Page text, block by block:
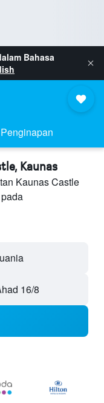
Bahasa
Kaunas
Kaunas Castle
16/8